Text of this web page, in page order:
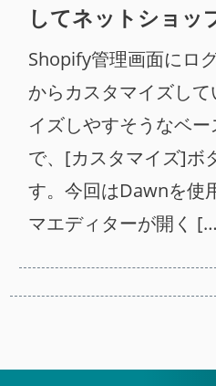
してネットショッ
Shopify管理画面にロ
からカスタマイズし
イズしやすそうなベ
で、[カスタマイズ]ボ
す。今回はDawnを使
マエディターが開く